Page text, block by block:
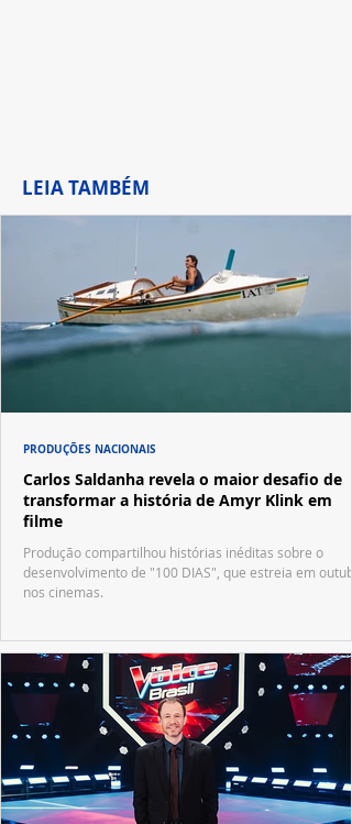
LEIA TAMBÉM
Carlos Saldanha revela o maior desafio de
transformar a história de Amyr Klink em
filme
Produção compartilhou histórias inéditas sobre o
desenvolvimento de "100 DIAS", que estreia em
nos cinemas.
PRODUÇÕES NACIONAIS